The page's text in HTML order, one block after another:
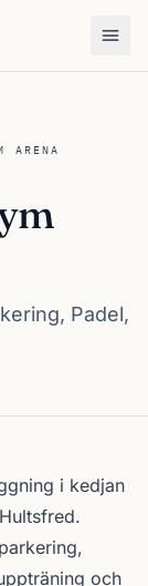
ARENA
Padel,
i kedjan
Hultsfred.
och